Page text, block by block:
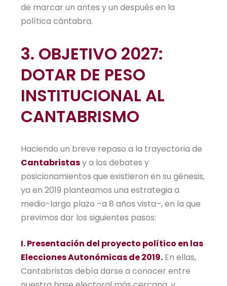
de marcar un antes y un después en la
política cántabra.
3. OBJETIVO 2027:
DOTAR DE PESO
INSTITUCIONAL AL
CANTABRISMO
Haciendo un breve repaso a la trayectoria de
Cantabristasy a los debates y
posicionamientos que existieron en su génesis,
ya en 2019 planteamos una estrategia a
medio-largo plazo –a 8 años vista–, en la que
previmos dar los siguientes pasos:
I. Presentación del proyecto político en las
Elecciones Autonómicas de 2019. En ellas,
Cantabristas debía darse a conocer entre